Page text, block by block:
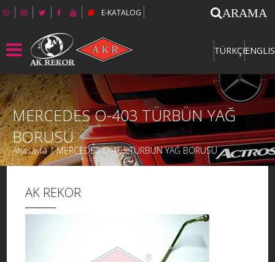
E-KATALOG ARAMA
TÜRKÇE
MERCEDES O-403 TÜRBÜN YAĞ
BORUSU
Anasayfa | MERCEDES O-403 TÜRBÜN YAĞ BORUSU
AK REKOR